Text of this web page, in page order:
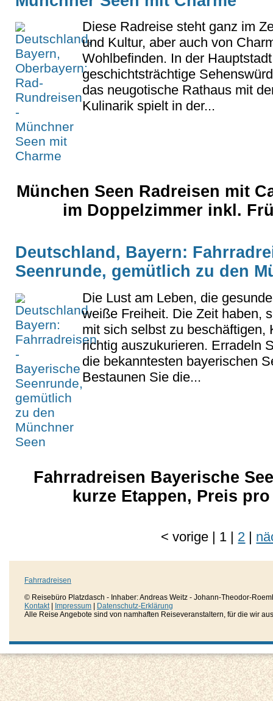
Diese Radreise steht ganz im
und Kultur, aber auch von
Wohlbefinden. In der
geschichtsträchtige
das neugotische Rathaus mit
Kulinarik spielt in der...
München Seen Radreisen mit
im Doppelzimmer inkl.
Deutschland, Bayern:
Seenrunde, gemütlich zu den
Die Lust am Leben, die
weiße Freiheit. Die Zeit haben,
mit sich selbst zu beschäftigen,
richtig auszukurieren. Erradeln
die bekanntesten bayerischen
Bestaunen Sie die...
Fahrradreisen Bayerische
kurze Etappen, Preis
<vorige | 1 | 2 |
Fahrradreisen
© Reisebüro Platzdasch - Inhaber: Andreas Weitz - Johann-Theodor-
Kontakt| Impressum
Datenschutz-Erklärung
Alle Reise Angebote sind von namhaften Reiseveranstaltern, für die wir